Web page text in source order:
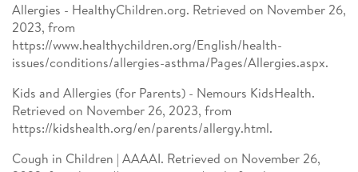
Allergies - HealthyChildren.org. Retrieved on November 26,
2023, from
https://www.healthychildren.org/English/health-
issues/conditions/allergies-asthma/Pages/Allergies.aspx.
Kids and Allergies (for Parents) - Nemours KidsHealth.
Retrieved on November 26, 2023, from
https://kidshealth.org/en/parents/allergy.html.
Cough in Children | AAAAI. Retrieved on November 26,